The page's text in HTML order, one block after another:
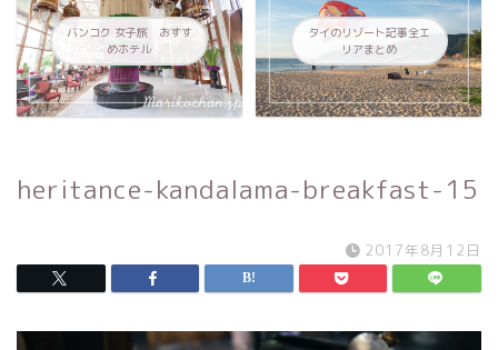
バンコク 女子旅 おすす
めホテル
タイのリゾート記事全エ
リアまとめ
heritance-kandalama-breakfast-15
2017年8月12日